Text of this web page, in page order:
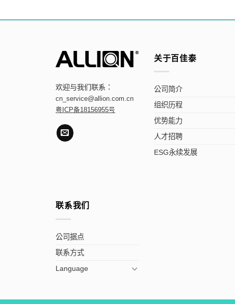
欢迎与我们联系：
cn_service@allion.com.cn
粤ICP备18156955号
关于百佳泰
公司简介
组织历程
优势能力
人才招聘
ESG永续发展
联系我们
公司据点
联系方式
Language